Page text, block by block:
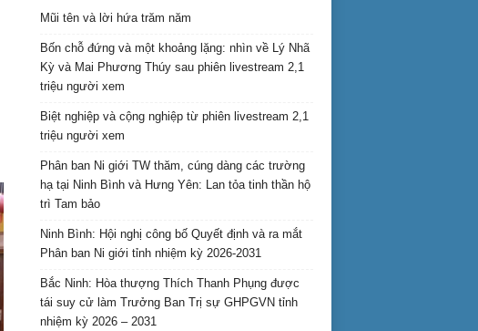
Mũi tên và lời hứa trăm năm
Bốn chỗ đứng và một khoảng lặng: nhìn về Lý Nhã
Kỳ và Mai Phương Thúy sau phiên livestream 2,1
triệu người xem
Biệt nghiệp và cộng nghiệp từ phiên livestream 2,1
triệu người xem
Phân ban Ni giới TW thăm, cúng dàng các trường
hạ tại Ninh Bình và Hưng Yên: Lan tỏa tinh thần hộ
trì Tam bảo
Ninh Bình: Hội nghị công bố Quyết định và ra mắt
Phân ban Ni giới tỉnh nhiệm kỳ 2026-2031
Bắc Ninh: Hòa thượng Thích Thanh Phụng được
tái suy cử làm Trưởng Ban Trị sự GHPGVN tỉnh
nhiệm kỳ 2026 – 2031